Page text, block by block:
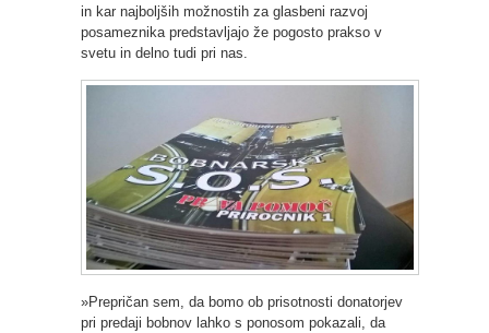
in kar najboljših možnostih za glasbeni razvoj
posameznika predstavljajo že pogosto prakso v
svetu in delno tudi pri nas.
»Prepričan sem, da bomo ob prisotnosti donatorjev
pri predaji bobnov lahko s ponosom pokazali, da